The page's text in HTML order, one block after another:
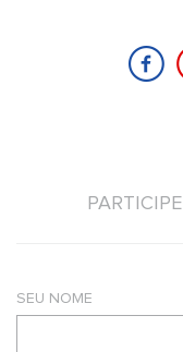
SEU NOME